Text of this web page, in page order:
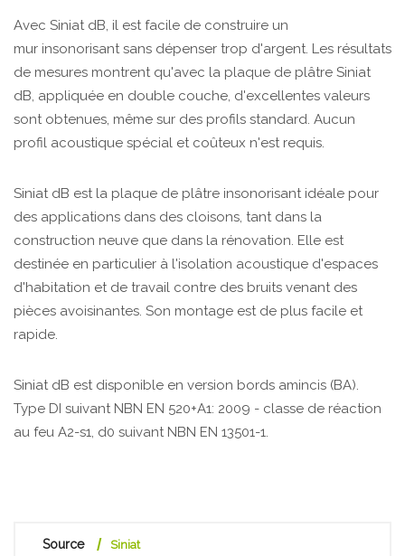
Avec Siniat dB, il est facile de construire un
mur insonorisant sans dépenser trop d'argent. Les résultats
de mesures montrent qu'avec la plaque de plâtre Siniat
dB, appliquée en double couche, d'excellentes valeurs
sont obtenues, même sur des profils standard. Aucun
profil acoustique spécial et coûteux n'est requis.
Siniat dB est la plaque de plâtre insonorisant idéale pour
des applications dans des cloisons, tant dans la
construction neuve que dans la rénovation. Elle est
destinée en particulier à l'isolation acoustique d'espaces
d'habitation et de travail contre des bruits venant des
pièces avoisinantes. Son montage est de plus facile et
rapide.
Siniat dB est disponible en version bords amincis (BA).
Type DI suivant NBN EN 520+A1: 2009 - classe de réaction
au feu A2-s1, d0 suivant NBN EN 13501-1.
Source Siniat